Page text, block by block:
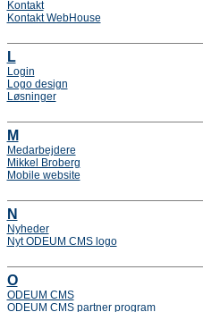
Kontakt
Kontakt WebHouse
L
Login
Logo design
Løsninger
M
Medarbejdere
Mikkel Broberg
Mobile website
N
Nyheder
Nyt ODEUM CMS logo
O
ODEUM CMS
ODEUM CMS partner program